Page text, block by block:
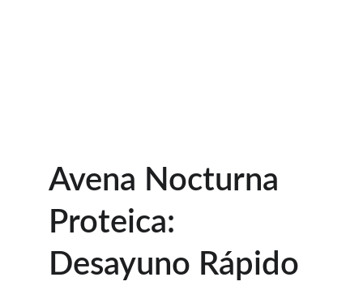
Avena Nocturna
Proteica:
Desayuno Rápido